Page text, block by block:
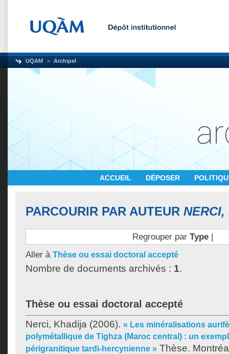
UQAM Archipel
ACCUEIL DÉPOSER
PARCOURIR PAR AUTEUR
Regrouper par Type|
Aller à Thèse ou essai doctoral accepté
Nombre de documents archivés : 1.
Thèse ou essai doctoral accepté
Nerci, Khadija (2006). « Les minéralisations
polymétallique de Tighza (Maroc central) : un
périgranitique tardi-hercynienne » Thèse.